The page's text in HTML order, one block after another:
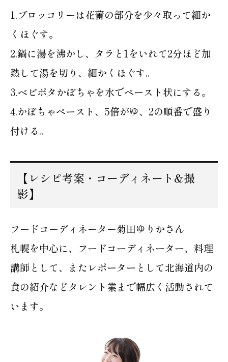
1.ブロッコリーは花蕾の部分を少々取って細か
くほぐす。
2.鍋に湯を沸かし、タラと1をいれて2分ほど加
熱して湯を切り、細かくほぐす。
3.ベビポタかぼちゃを水でペースト状にする。
4.かぼちゃペースト、5倍がゆ、2の順番で盛り
付ける。
【レシピ考案・コーディネート&撮
影】
フードコーディネーター菊田ゆりかさん
札幌を中心に、フードコーディネーター、料理
講師として、またレポーターとして北海道内の
食の紹介などタレント業まで幅広く活動されて
います。